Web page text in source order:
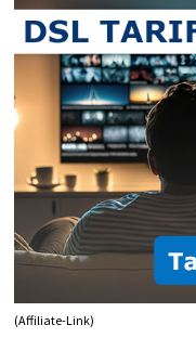
(Affiliate-Link)